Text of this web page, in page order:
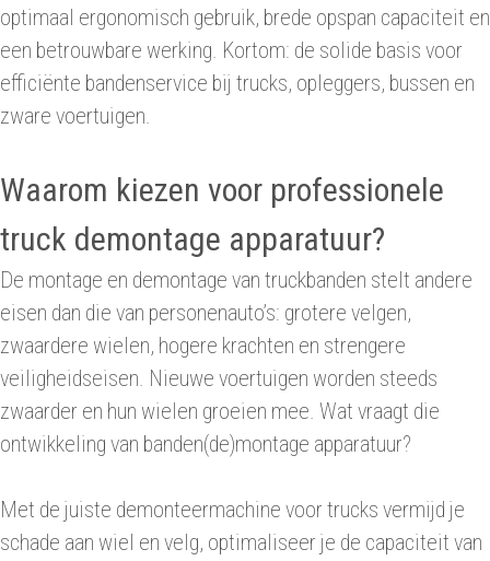
optimaal ergonomisch gebruik, brede opspan capaciteit en
een betrouwbare werking. Kortom: de solide basis voor
efficiënte bandenservice bij trucks, opleggers, bussen en
zware voertuigen.
Waarom kiezen voor professionele
truck demontage apparatuur?
De montage en demontage van truckbanden stelt andere
eisen dan die van personenauto’s: grotere velgen,
zwaardere wielen, hogere krachten en strengere
veiligheidseisen. Nieuwe voertuigen worden steeds
zwaarder en hun wielen groeien mee. Wat vraagt die
ontwikkeling van banden(de)montage apparatuur?
Met de juiste demonteermachine voor trucks vermijd je
schade aan wiel en velg, optimaliseer je de capaciteit van